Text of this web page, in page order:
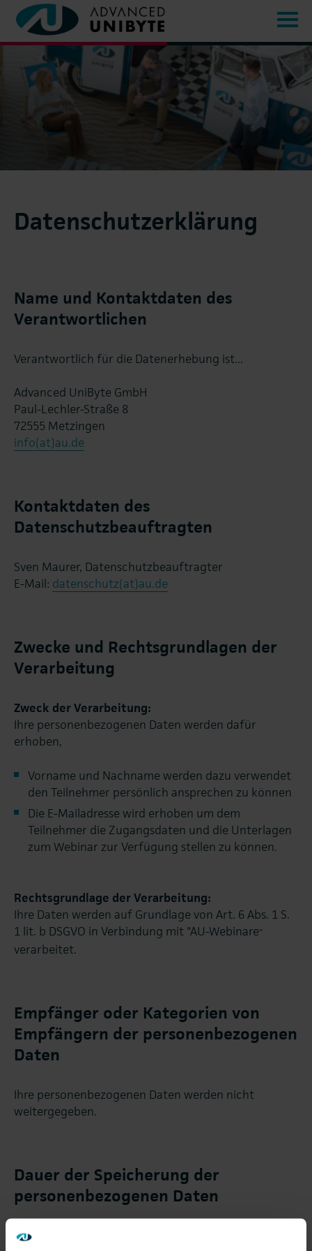
Datenschutzerklärung
Name und Kontaktdaten des
Verantwortlichen
Verantwortlich für die Datenerhebung ist...
Advanced UniByte GmbH
Paul-Lechler-Straße 8
72555 Metzingen
info(at)au.de
Kontaktdaten des
Datenschutzbeauftragten
Sven Maurer, Datenschutzbeauftragter
E-Mail: datenschutz(at)au.de
Zwecke und Rechtsgrundlagen der
Verarbeitung
Zweck der Verarbeitung:
Ihre personenbezogenen Daten werden dafür
erhoben,
Vorname und Nachname werden dazu verwendet
den Teilnehmer persönlich ansprechen zu können
Die E-Mailadresse wird erhoben um dem
Teilnehmer die Zugangsdaten und die Unterlagen
zum Webinar zur Verfügung stellen zu können.
Rechtsgrundlage der Verarbeitung:
Ihre Daten werden auf Grundlage von Art. 6 Abs. 1 S.
1 lit. b DSGVO in Verbindung mit "AU-Webinare"
verarbeitet.
Empfänger oder Kategorien von
Empfängern der personenbezogenen
Daten
Ihre personenbezogenen Daten werden nicht
weitergegeben.
Dauer der Speicherung der
personenbezogenen Daten
Ihre Daten werden nach der Erhebung bei dem